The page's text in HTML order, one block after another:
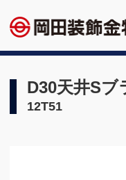
D30天井Sブ
12T51